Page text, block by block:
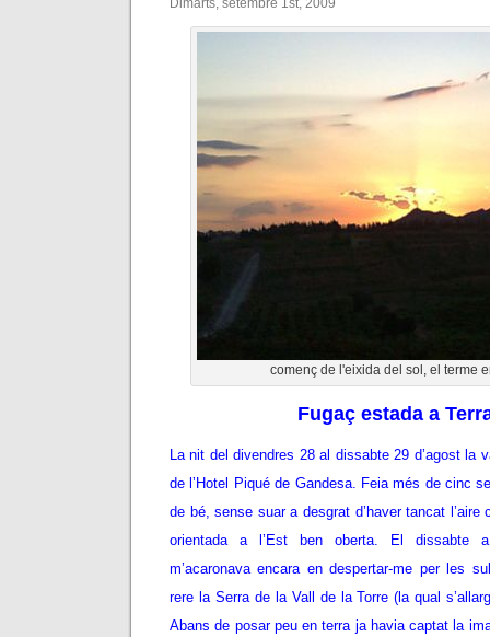
Dimarts, setembre 1st, 2009
començ de l'eixida del sol, el terme
Fugaç estada a
La nit del divendres 28 al dissabte 29 d’agost la
de l’Hotel Piqué de Gandesa. Feia més de cinc
de bé, sense suar a desgrat d’haver tancat
orientada a l’Est ben oberta. El dissabte
m’acaronava encara en despertar-me per les
rere la Serra de la Vall de la Torre (la qual
Abans de posar peu en terra ja havia captat la